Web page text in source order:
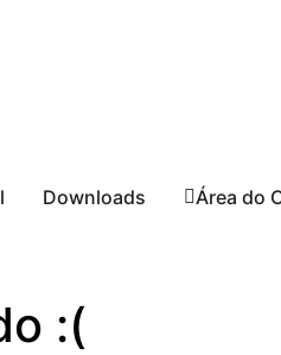
Downloads Área do
:(